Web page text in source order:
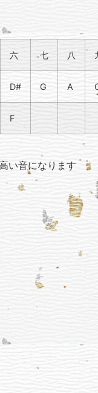
六 七 八
D# G A
F
い音になります